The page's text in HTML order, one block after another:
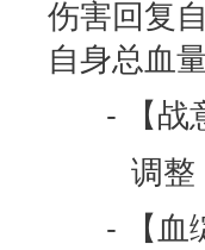
伤害回复
自身总血
- 【战
调整
- 【血